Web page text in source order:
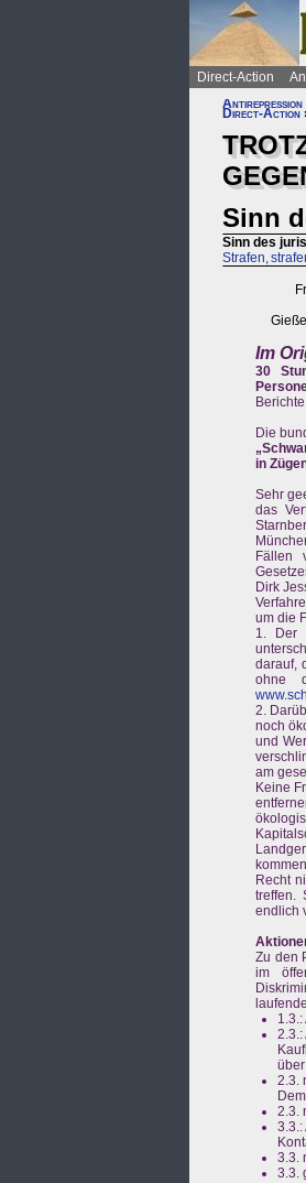
Direct-Action
Antirepression
Direct-Action
Sinn
Sinn des
Strafen,
Im
30
Die
in
Sehr
das
Fällen
Dirk
um die
1. Der
darauf,
ohne
2.
noch
und
am
Keine
Recht
treffen.
endlich
Zu den
im
2.3.:
2.3.
2.3.
3.3.:
3.3.
3.3.